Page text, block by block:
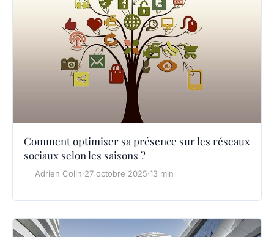
Comment optimiser sa présence sur les réseaux
sociaux selon les saisons ?
Adrien Colin·27 octobre 2025·13 min